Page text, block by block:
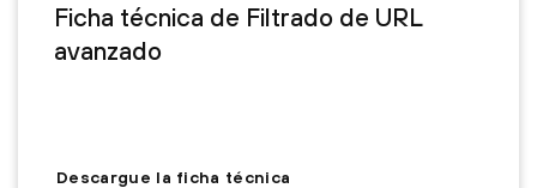
Ficha técnica de Filtrado de URL
avanzado
Descargue la ficha técnica